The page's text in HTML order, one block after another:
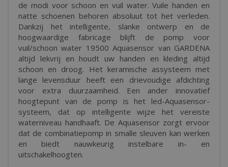
de modi voor schoon en vuil water. Vuile handen en
natte schoenen behoren absoluut tot het verleden.
Dankzij het intelligente, slanke ontwerp en de
hoogwaardige fabricage blijft de pomp voor
vuil/schoon water 19500 Aquasensor van GARDENA
altijd lekvrij en houdt uw handen en kleding altijd
schoon en droog. Het keramische assysteem met
lange levensduur heeft een drievoudige afdichting
voor extra duurzaamheid. Een ander innovatief
hoogtepunt van de pomp is het led-Aquasensor-
systeem, dat op intelligente wijze het vereiste
waterniveau handhaaft. De Aquasensor zorgt ervoor
dat de combinatiepomp in smalle sleuven kan werken
en biedt nauwkeurig instelbare in- en
uitschakelhoogten.